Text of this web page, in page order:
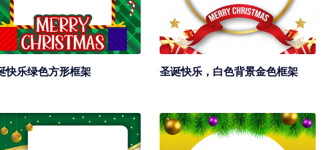
快乐绿色方形框架 圣诞快乐，白色背景金色框架